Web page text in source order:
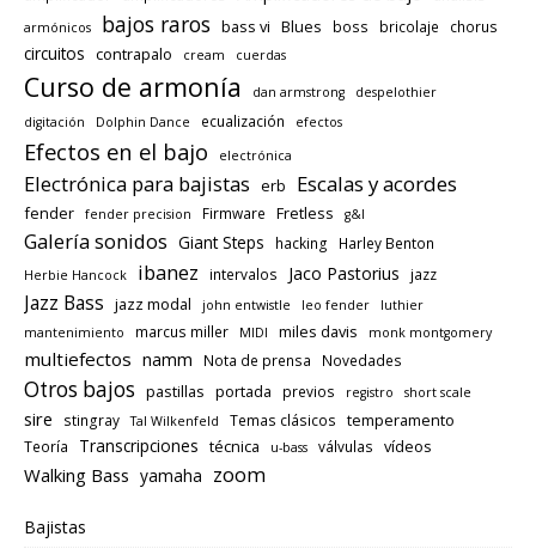
armónicos bajos raros bass vi Blues boss bricolaje chorus
circuitos contrapalo cream cuerdas
Curso de armonía dan armstrong
despelothier
digitación
Dolphin Dance ecualización efectos
Efectos en el bajo electrónica
Electrónica para bajistas erb Escalas y acordes
fender fender precision Firmware Fretless g&l
Galería sonidos Giant Steps hacking Harley Benton
Herbie Hancock ibanez intervalos Jaco Pastorius jazz
Jazz Bass jazz modal john entwistle leo fender
luthier
mantenimiento
marcus miller MIDI miles davis monk montgomery
multiefectos namm Nota de prensa Novedades
Otros bajos pastillas portada previos registro short scale
sire stingray Tal Wilkenfeld Temas clásicos temperamento
Teoría Transcripciones técnica u-bass válvulas vídeos
Walking Bass yamaha zoom
Bajistas